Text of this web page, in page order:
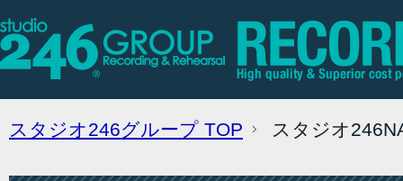
スタジオ246グループ TOP スタジオ